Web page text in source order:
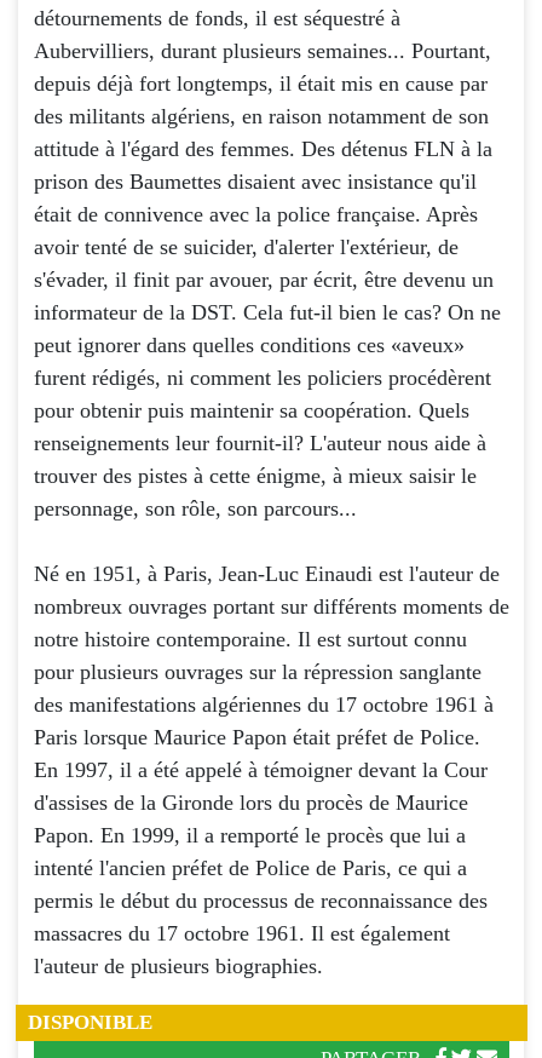
détournements de fonds, il est séquestré à
Aubervilliers, durant plusieurs semaines... Pourtant,
depuis déjà fort longtemps, il était mis en cause par
des militants algériens, en raison notamment de son
attitude à l'égard des femmes. Des détenus FLN à la
prison des Baumettes disaient avec insistance qu'il
était de connivence avec la police française. Après
avoir tenté de se suicider, d'alerter l'extérieur, de
s'évader, il finit par avouer, par écrit, être devenu un
informateur de la DST. Cela fut-il bien le cas? On ne
peut ignorer dans quelles conditions ces «aveux»
furent rédigés, ni comment les policiers procédèrent
pour obtenir puis maintenir sa coopération. Quels
renseignements leur fournit-il? L'auteur nous aide à
trouver des pistes à cette énigme, à mieux saisir le
personnage, son rôle, son parcours...
Né en 1951, à Paris, Jean-Luc Einaudi est l'auteur de
nombreux ouvrages portant sur différents moments de
notre histoire contemporaine. Il est surtout connu
pour plusieurs ouvrages sur la répression sanglante
des manifestations algériennes du 17 octobre 1961 à
Paris lorsque Maurice Papon était préfet de Police.
En 1997, il a été appelé à témoigner devant la Cour
d'assises de la Gironde lors du procès de Maurice
Papon. En 1999, il a remporté le procès que lui a
intenté l'ancien préfet de Police de Paris, ce qui a
permis le début du processus de reconnaissance des
massacres du 17 octobre 1961. Il est également
l'auteur de plusieurs biographies.
DISPONIBLE